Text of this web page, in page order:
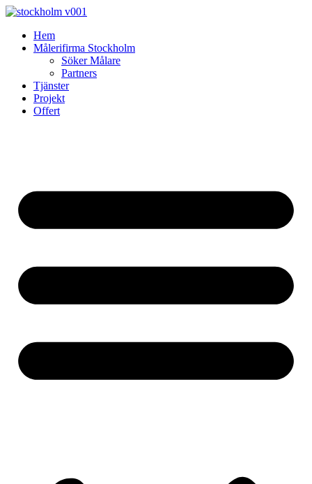
Skip
contentHem
Målerifirma Stockholm
Söker Målare
Partners
Tjänster
Projekt
Offert